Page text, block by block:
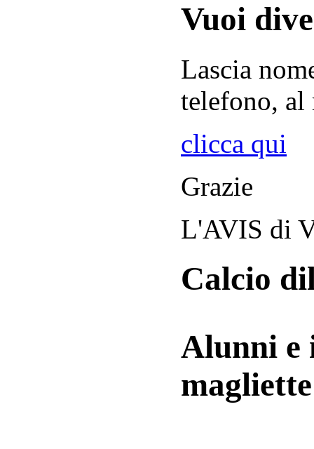
Vuoi
Lascia
telefono, al
clicca qui
Grazie
L'AVIS di
Calcio
Alunni e